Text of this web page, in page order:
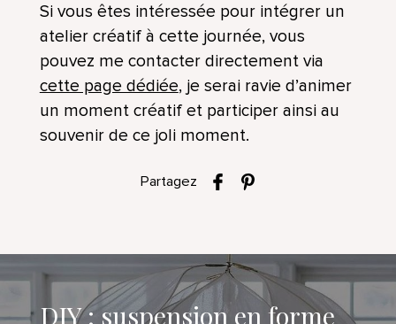
Si vous êtes intéressée pour intégrer un
atelier créatif à cette journée, vous
pouvez me contacter directement via
cette page dédiée, je serai ravie d’animer
un moment créatif et participer ainsi au
souvenir de ce joli moment.
Partagez
DIY : suspension en forme